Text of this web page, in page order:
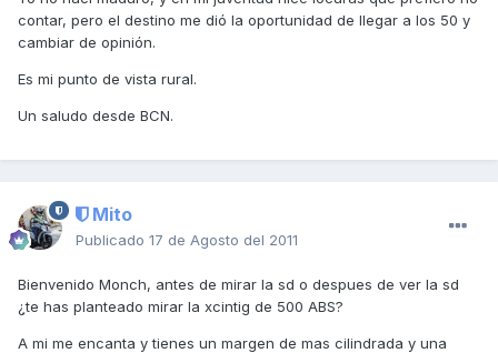
contar, pero el destino me dió la oportunidad de llegar a los 50 y
cambiar de opinión.
Es mi punto de vista rural.
Un saludo desde BCN.
Mito
Publicado 17 de Agosto del 2011
Bienvenido Monch, antes de mirar la sd o despues de ver la sd
¿te has planteado mirar la xcintig de 500 ABS?
A mi me encanta y tienes un margen de mas cilindrada y una